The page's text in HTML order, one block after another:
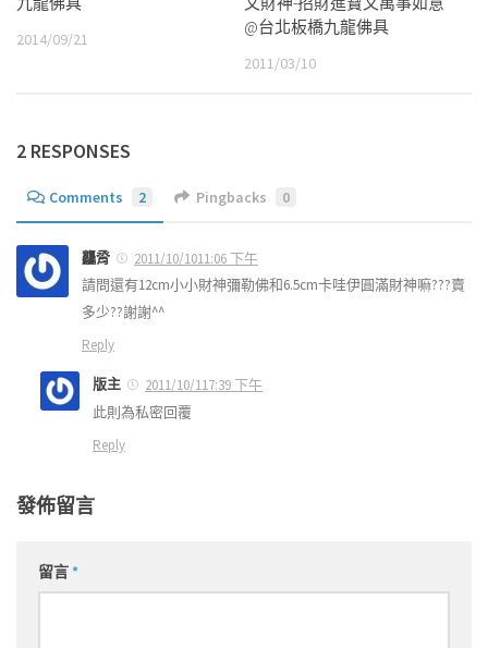
2014/09/21
@台北板橋九龍佛具
2011/03/10
2 RESPONSES
Comments 2 Pingbacks 0
龘脀
2011/10/1011:06 下午
請問還有12cm小小財神彌勒佛和6.5cm卡哇伊圓滿財神嘛???賣
多少??謝謝^^
Reply
版主
2011/10/117:39 下午
此則為私密回覆
Reply
發佈留言
留言*